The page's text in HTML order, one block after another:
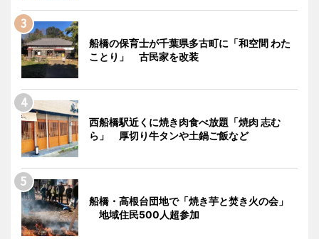
船橋の保育士が千葉県多古町に「和空間 わた
ことり」 古民家を改装
西船橋駅近くに焼き肉食べ放題「焼肉 志む
ら」 厚切り牛タンや土鍋ご飯など
船橋・高根台団地で「焼き芋と焚き火の会」
地域住民500人超参加